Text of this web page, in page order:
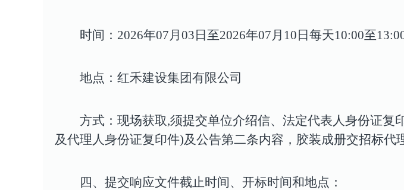
时间：2026年07月03日至2026年07月10日每天10:00至
地点：红禾建设集团有限公司
方式：现场获取,须提交单位介绍信、法定代表人身份证
及代理人身份证复印件)及公告第二条内容，胶装成册交招标代
四、提交响应文件截止时间、开标时间和地点 ：